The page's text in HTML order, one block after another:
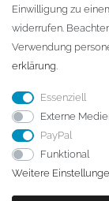
info@dach-teufel.de
Einwilligung zu
widerrufen.
Verwendung
erklärung.
Essenziell
Externe
PayPal
Funktional
Weitere